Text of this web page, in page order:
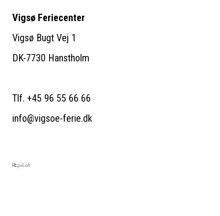
Vigsø Feriecenter
Vigsø Bugt Vej 1
DK-7730 Hanstholm
Tlf. +45 96 55 66 66
info@vigsoe-ferie.dk